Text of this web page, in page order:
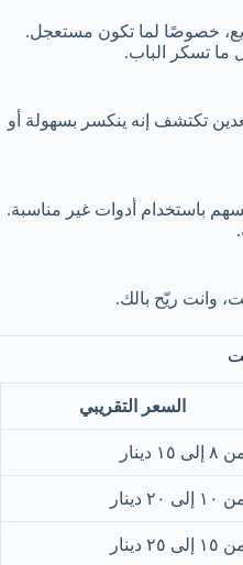
خصوصًا لما تكون مستعجل.
ما تسكر الباب.
تكتشف إنه ينكسر بسهولة أو
باستخدام أدوات غير مناسبة.
وانت ريّح بالك.
السعر التقريبي
إلى ١٥ دينار
إلى ٢٠ دينار
إلى ٢٥ دينار